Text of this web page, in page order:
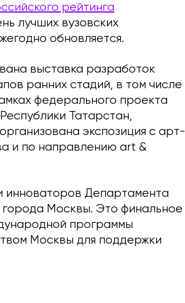
рейтинга
лучших вузовских
обновляется.
выставка разработок
ранних стадий, в том числе
федерального проекта
Татарстан,
экспозиция с арт-
и по направлению art &
инноваторов Департамента
города Москвы. Это финальное
программы
Москвы для поддержки